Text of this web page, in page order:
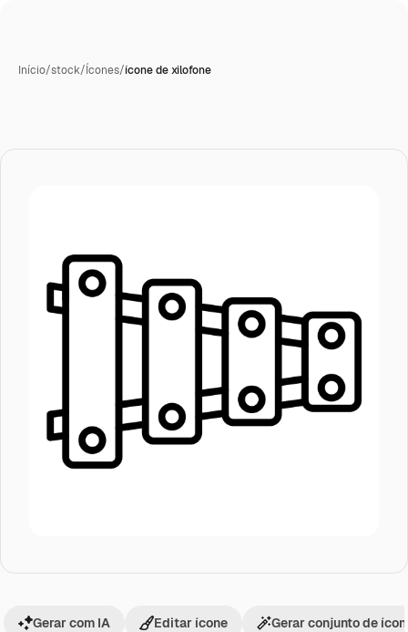
Início/stock/Ícones/ícone de xilofone
Gerar com IA Editar ícone Gerar conjunto de